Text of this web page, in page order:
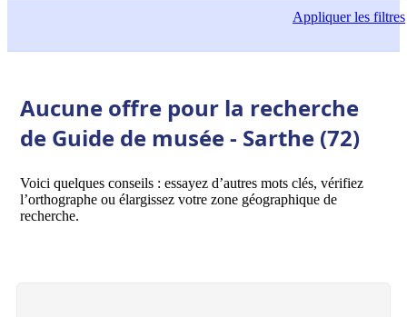
Appliquerles filtres
Aucune offre pour la recherche
de Guide de musée - Sarthe (72)
Voici quelques conseils : essayez d’autres mots clés, vérifiez
l’orthographe ou élargissez votre zone géographique de
recherche.